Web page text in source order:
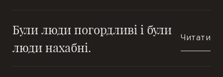
Переклади
Були люди погордливі і були
люди нахабні.
Читати